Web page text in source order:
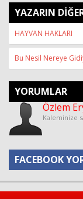
YAZARIN
HAYVAN HAKLARI
Bu Nesil Nereye
YORUMLAR
Özlem
Kaleminize
FACEBOOK